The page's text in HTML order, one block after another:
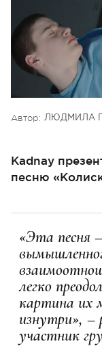
Автор: ЛЮДМИЛА
Kadnay
песню
«Эта песня
легко
картина их
изнутри», –
участник